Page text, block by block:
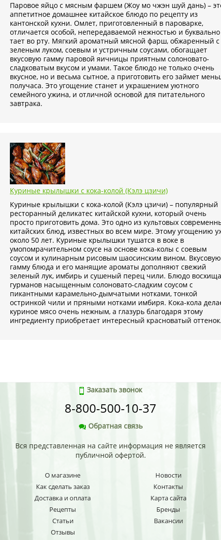
Паровое яйцо с мясным фаршем (Жоу мо чжэн шуй дань) –
аппетитное домашнее китайское блюдо по рецепту из
кантонской кухни. Омлет, приготовленный в пароварке,
отличается особой, непередаваемой нежностью и буквально
тает во рту. Мягкий ароматный мясной фарш, обжаренный с
зеленым луком, соевым и устричным соусами, обогащает
вкусовую гамму паровой яичницы приятным солоновато-
сладковатым вкусом и умами. Такое блюдо не только очень
вкусное, но и весьма сытное, а приготовить его займет
получаса. Это угощение станет и украшением уютного
семейного ужина, и отличной основой для питательного
завтрака.
Куриные крылышки с кока-колой (Кэлэ цзичи)
Куриные крылышки с кока-колой (Кэлэ цзичи) – популярный
ресторанный деликатес китайской кухни, который очень
просто приготовить дома. Это одно из культовых
китайских блюд, известных во всем мире. Этому угощению
около 50 лет. Куриные крылышки тушатся в воке в
умопомрачительном соусе на основе кока-колы с соевым
соусом и кулинарным рисовым шаосинским вином. Вкусовую
гамму блюда и его манящие ароматы дополняют свежий
зеленый лук, имбирь и сушеный перец чили. Блюдо
гурманов насыщенным солоновато-сладким соусом с
пикантными карамельно-дымчатыми нотками, тонкой
остринкой чили и пряными нотками имбиря. Кока-кола
куриное мясо очень нежным, а глазурь благодаря этому
ингредиенту приобретает интересный красноватый
Заказать звонок
8-800-500-10-37
Обратная связь
Вся представленная на сайте информация не является
публичной офертой.
О магазине
Как сделать заказ
Доставка и оплата
Рецепты
Статьи
Отзывы
Новости
Контакты
Карта сайта
Бренды
Вакансии